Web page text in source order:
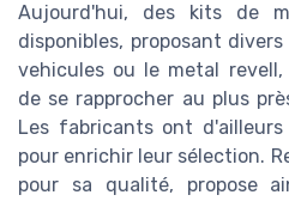
Aujourd'hui, des kits de
disponibles, proposant
vehicules ou le metal
de se rapprocher au plus
Les fabricants ont
pour enrichir leur sélection.
pour sa qualité, propose